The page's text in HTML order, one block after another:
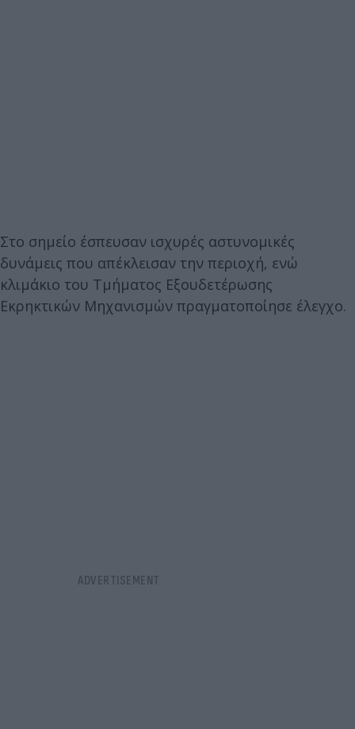
Στο σημείο έσπευσαν ισχυρές αστυνομικές
δυνάμεις που απέκλεισαν την περιοχή, ενώ
κλιμάκιο του Τμήματος Εξουδετέρωσης
Εκρηκτικών Μηχανισμών πραγματοποίησε έλεγχο.